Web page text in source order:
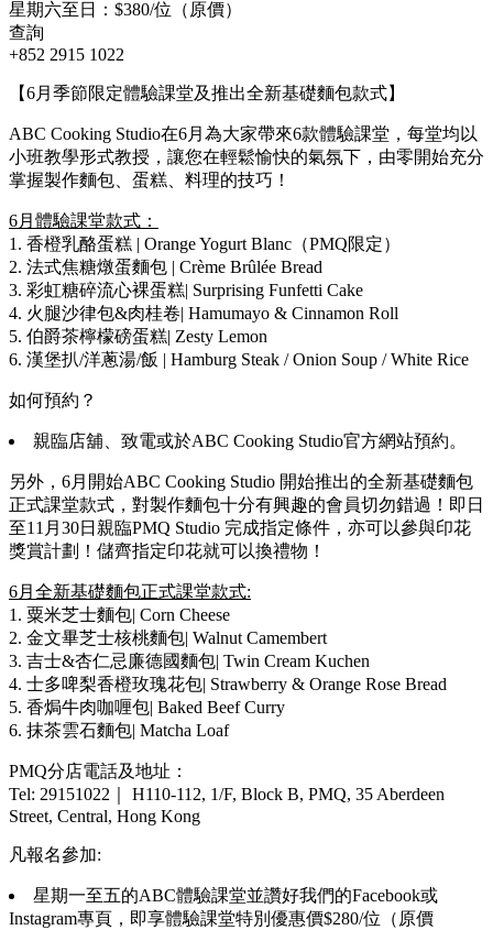
星期六至日：$380/位（原價）
查詢
+852 2915 1022
【6月季節限定體驗課堂及推出全新基礎麵包款式】
ABC Cooking Studio在6月為大家帶來6款體驗課堂，每堂均以
小班教學形式教授，讓您在輕鬆愉快的氣氛下，由零開始充分
掌握製作麵包、蛋糕、料理的技巧！
6月體驗課堂款式：
1. 香橙乳酪蛋糕 | Orange Yogurt Blanc（PMQ限定）
2. 法式焦糖燉蛋麵包 | Crème Brûlée Bread
3. 彩虹糖碎流心裸蛋糕| Surprising Funfetti Cake
4. 火腿沙律包&肉桂卷| Hamumayo & Cinnamon Roll
5. 伯爵茶檸檬磅蛋糕| Zesty Lemon
6. 漢堡扒/洋蔥湯/飯 | Hamburg Steak / Onion Soup / White Rice
如何預約？
親臨店舖、致電或於ABC Cooking Studio官方網站預約。
另外，6月開始ABC Cooking Studio 開始推出的全新基礎麵包
正式課堂款式，對製作麵包十分有興趣的會員切勿錯過！即日
至11月30日親臨PMQ Studio 完成指定條件，亦可以參與印花
獎賞計劃！儲齊指定印花就可以換禮物！
6月全新基礎麵包正式課堂款式:
1. 粟米芝士麵包| Corn Cheese
2. 金文畢芝士核桃麵包| Walnut Camembert
3. 吉士&杏仁忌廉德國麵包| Twin Cream Kuchen
4. 士多啤梨香橙玫瑰花包| Strawberry & Orange Rose Bread
5. 香焗牛肉咖喱包| Baked Beef Curry
6. 抹茶雲石麵包| Matcha Loaf
PMQ分店電話及地址：
Tel: 29151022｜ H110-112, 1/F, Block B, PMQ, 35 Aberdeen
Street, Central, Hong Kong
凡報名參加:
星期一至五的ABC體驗課堂並讚好我們的Facebook或
Instagram專頁，即享體驗課堂特別優惠價$280/位（原價